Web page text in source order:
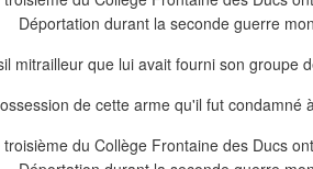
mitrailleur que lui avait fourni son groupe
de cette arme qu'il fut condamné